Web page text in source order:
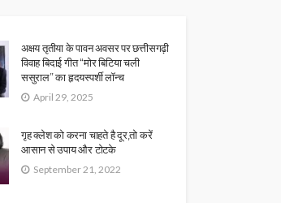
अक्षय तृतीया के पावन अवसर पर छत्तीसगढ़ी
विवाह बिदाई गीत “मोर बिटिया चली
ससुराल” का हृदयस्पर्शी लॉन्च
April 29, 2025
गृह क्लेश को करना चाहते है दूर,तो करें
आसान से उपाय और टोटके
September 21, 2022